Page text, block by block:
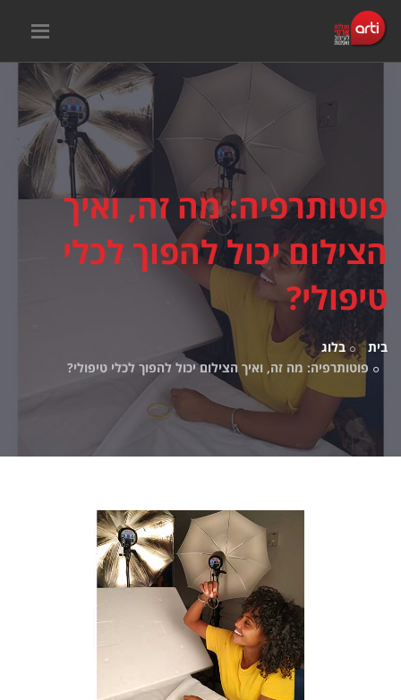
פוטותרפיה: מה זה, ואיך
הצילום יכול להפוך לכלי
טיפולי?
בית
בלוג
פוטותרפיה: מה זה, ואיך הצילום יכול להפוך לכלי טיפולי?